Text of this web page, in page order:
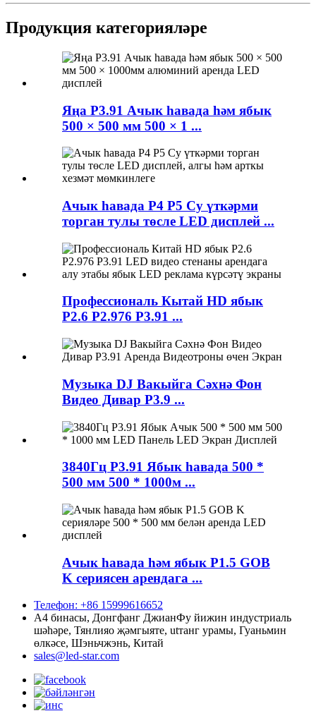
Продукция категорияләре
Яңа P3.91 Ачык һавада һәм ябык
500 × 500 мм 500 × 1 ...
Ачык һавада P4 P5 Су үткәрми
торган тулы төсле LED дисплей ...
Профессиональ Кытай HD ябык
P2.6 P2.976 P3.91 ...
Музыка DJ Вакыйга Сәхнә Фон
Видео Дивар P3.9 ...
3840Гц P3.91 Ябык һавада 500 *
500 мм 500 * 1000м ...
Ачык һавада һәм ябык P1.5 GOB
K сериясен арендага ...
Телефон: +86 15999616652
А4 бинасы, Донгфанг ДжианФу йижин индустриаль
шәһәре, Тянлияо җәмгыяте, utтанг урамы, Гуаньмин
өлкәсе, Шэньчжэнь, Китай
sales@led-star.com